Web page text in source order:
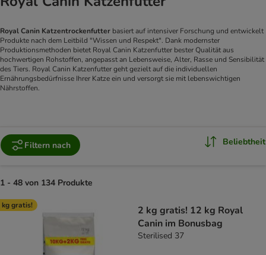
Royal Canin Katzentrockenfutter basiert auf intensiver Forschung und entwickelt
Produkte nach dem Leitbild "Wissen und Respekt". Dank modernster
Produktionsmethoden bietet Royal Canin Katzenfutter bester Qualität aus
hochwertigen Rohstoffen, angepasst an Lebensweise, Alter, Rasse und Sensibilität
des Tiers. Royal Canin Katzenfutter geht gezielt auf die individuellen
Ernährungsbedürfnisse Ihrer Katze ein und versorgt sie mit lebenswichtigen
Nährstoffen.
Filtern nach Beliebtheit
1 - 48 von 134 Produkte
product items have been changed
kg gratis!
2 kg gratis! 12 kg Royal
Canin im Bonusbag
Sterilised 37